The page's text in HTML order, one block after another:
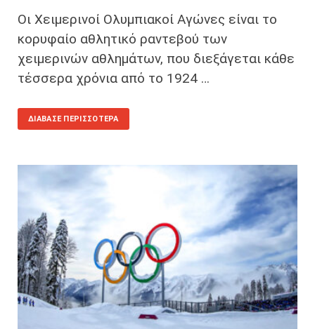
Οι Χειμερινοί Ολυμπιακοί Αγώνες είναι το
κορυφαίο αθλητικό ραντεβού των
χειμερινών αθλημάτων, που διεξάγεται κάθε
τέσσερα χρόνια από το 1924 …
ΔΙΆΒΑΣΕ ΠΕΡΙΣΣΌΤΕΡΑ